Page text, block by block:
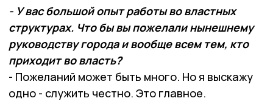
- У вас большой опыт работы во властных
структурах. Что бы вы пожелали нынешнему
руководству города и вообще всем тем, кто
приходит во власть?
- Пожеланий может быть много. Но я выскажу
одно - служить честно. Это главное.